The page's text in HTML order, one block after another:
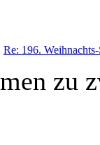
Re: 196.
zu